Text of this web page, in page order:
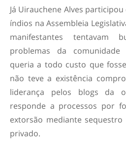
Já Uirauchene Alves
índios na Assembleia
manifestantes tentavam
problemas da comunidade
queria a todo custo que
não teve a existência
liderança pelos blogs da
responde a processos por
extorsão mediante
privado.